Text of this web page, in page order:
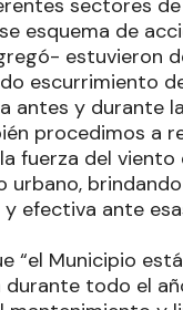
sectores
esquema de
estuvieron
escurrimiento
antes y durante
procedimos a
fuerza del
urbano,
efectiva ante
“el Municipio
todo el